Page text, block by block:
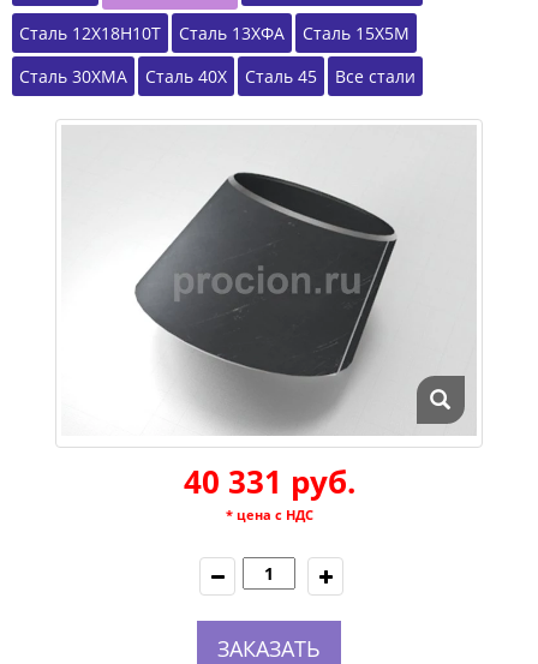
Сталь 12Х18Н10Т Сталь 13ХФА
Сталь 15Х5М
Сталь 30ХМА
Сталь 40Х Сталь 45 Все стали
40 331 руб.
* цена с НДС
ЗАКАЗАТЬ